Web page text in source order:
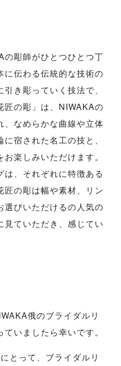
の彫師がひとつひとつ丁
に伝わる伝統的な技術の
き彫っていく技法で、
匠の彫」は、NIWAKAの
、なめらかな曲線や立体
宿された名工の技と、
楽しみいただけます。
は、それぞれに特徴ある
の彫は幅や素材、リン
選びいただけるの人気の
見ていただき、感じてい
俄のブライダルリ
いましたら幸いです。
とって、ブライダルリ